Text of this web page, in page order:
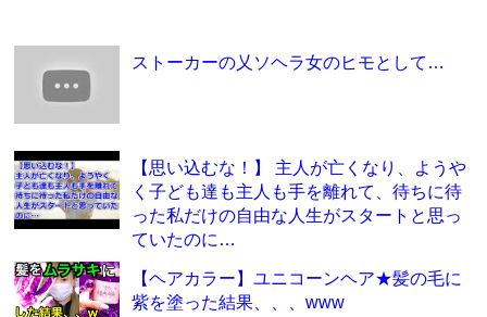
ストーカーの乂ソヘラ女のヒモとして…
【思い込むな！】 主人が亡くなり、ようや
く子ども達も主人も手を離れて、待ちに待
った私だけの自由な人生がスタートと思っ
ていたのに…
【ヘアカラー】ユニコーンヘア★髪の毛に
紫を塗った結果、、、www